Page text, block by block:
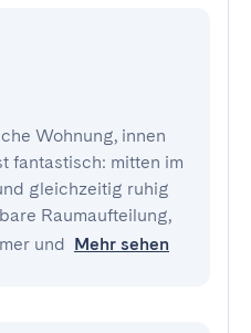
Wohnung, innen
fantastisch: mitten im
gleichzeitig ruhig
Raumaufteilung,
und Mehr sehen